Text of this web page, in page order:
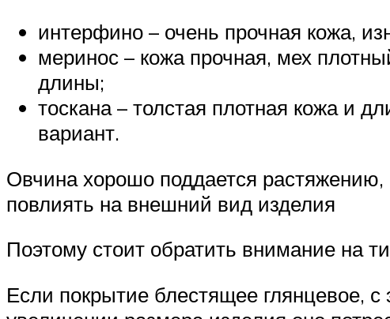
интерфино – очень прочная кожа,
меринос – кожа прочная, мех
длины;
тоскана – толстая плотная кожа и
вариант.
Овчина хорошо поддается растяжению,
повлиять на внешний вид изделия
Поэтому стоит обратить внимание на
Если покрытие блестящее глянцевое,